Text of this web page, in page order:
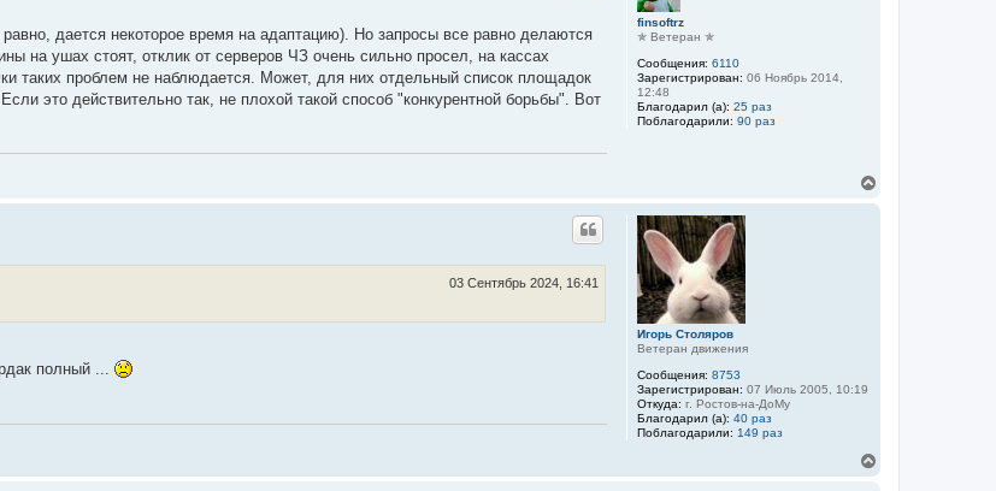
finsoftrz
✯ Ветеран ✯
Сообщения: 6110
Зарегистрирован: 06 Ноябрь 2014,
12:48
Благодарил (а): 25 раз
Поблагодарили: 90 раз
дается некоторое время на адаптацию). Но запросы все равно делаются
на ушах стоят, отклик от серверов ЧЗ очень сильно просел, на кассах
таких проблем не наблюдается. Может, для них отдельный список площадок
это действительно так, не плохой такой способ "конкурентной борьбы". Вот
Игорь Столяров
Ветеран движения
Сообщения: 8753
Зарегистрирован: 07 Июль 2005, 10:19
Откуда: г. Ростов-на-ДоМу
Благодарил (а): 40 раз
Поблагодарили: 149 раз
03 Сентябрь 2024, 16:41
полный ...